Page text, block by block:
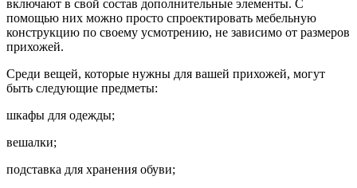
включают в свой состав дополнительные элементы. С
помощью них можно просто спроектировать мебельную
конструкцию по своему усмотрению, не зависимо от размеров
прихожей.
Среди вещей, которые нужны для вашей прихожей, могут
быть следующие предметы:
шкафы для одежды;
вешалки;
подставка для хранения обуви;